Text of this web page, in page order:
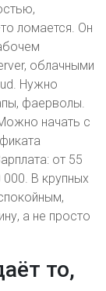
ломается. Он
облачными
Нужно
фаерволы.
начать с
от 55
В крупных
а не просто
то,